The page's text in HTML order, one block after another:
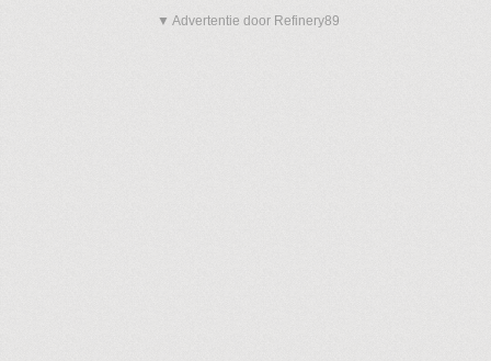
▼ Advertentie door Refinery89